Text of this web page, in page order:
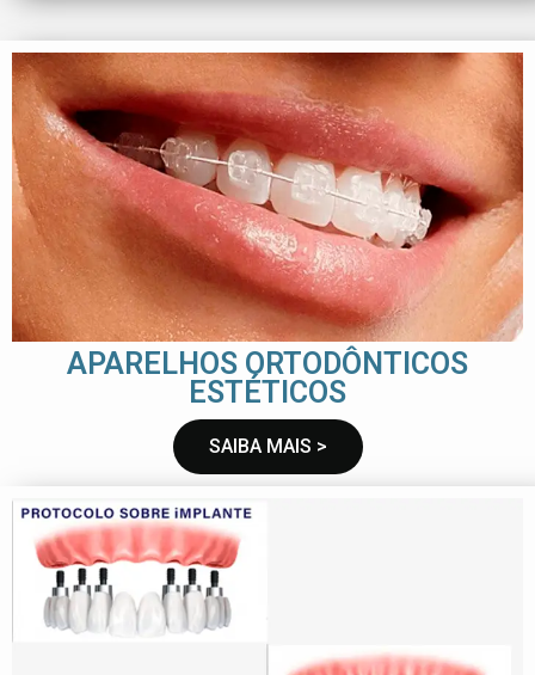
APARELHOS ORTODÔNTICOS
ESTÉTICOS
SAIBA MAIS >